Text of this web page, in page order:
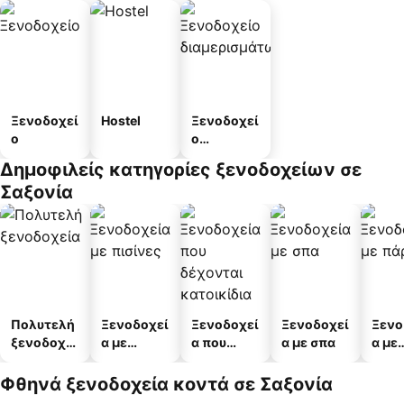
Ξενοδοχεί
ο
Hostel
Ξενοδοχεί
ο
άτων
Δημοφιλείς κατηγορίες ξενοδοχείων σε
Σαξονία
Πολυτελή
ξενοδοχεί
Ξενοδοχεί
α με
Ξενοδοχεί
α που
κατοικίδι
Ξενοδοχεί
α με σπα
α με
Φθηνά ξενοδοχεία κοντά σε Σαξονία